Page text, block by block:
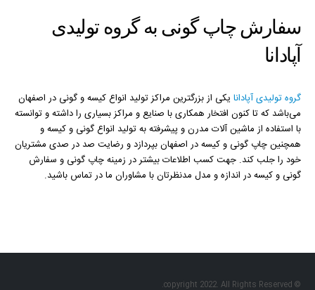
سفارش چاپ گونی به گروه تولیدی
آپادانا
گروه تولیدی آپادانا یکی از بزرگترین مراکز تولید انواع کیسه و گونی در اصفهان
می‌باشد که تا کنون افتخار همکاری با صنایع و مراکز بسیاری را داشته و توانسته
با استفاده از ماشین آلات مدرن و پیشرفته به تولید انواع گونی و کیسه و
همچنین چاپ گونی و کیسه در اصفهان بپردازد و رضایت صد در صدی مشتریان
خود را جلب کند. جهت کسب اطلاعات بیشتر در زمینه چاپ گونی و سفارش
گونی و کیسه در اندازه و مدل مدنظرتان با مشاوران ما در تماس باشید.
© copyright 2022. All Rights Reserved.